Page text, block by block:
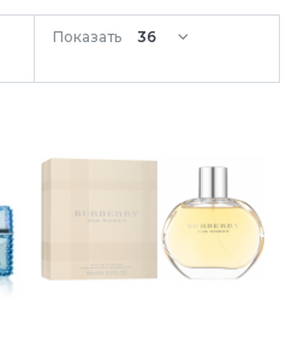
Показать